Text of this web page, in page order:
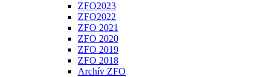
ZFO2023
ZFO2022
ZFO 2021
ZFO 2020
ZFO 2019
ZFO 2018
Archív ZFO